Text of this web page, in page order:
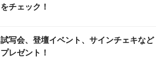
をチェック！
試写会、登壇イベント、サインチェキなど
プレゼント！